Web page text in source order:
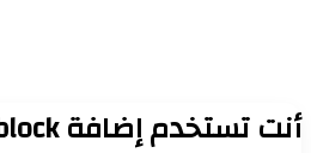
أنت تستخدم إضافة Adblock